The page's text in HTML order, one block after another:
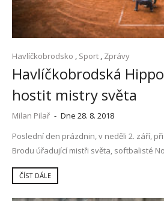
Havlíčkobrodsko Sport Zprávy
Havlíčkobrodská
hostit mistry světa
Milan Pilař - Dne 28. 8. 2018
Poslední den prázdnin, v neděli 2. září,
Brodu úřadující mistři světa, softbalisté
ČÍST DÁLE